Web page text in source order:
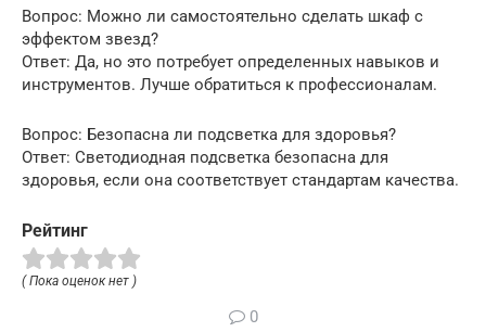
Вопрос: Можно ли самостоятельно сделать шкаф с
эффектом звезд?
Ответ: Да, но это потребует определенных навыков и
инструментов. Лучше обратиться к профессионалам.
Вопрос: Безопасна ли подсветка для здоровья?
Ответ: Светодиодная подсветка безопасна для
здоровья, если она соответствует стандартам качества.
Рейтинг
( Пока оценок нет )
0